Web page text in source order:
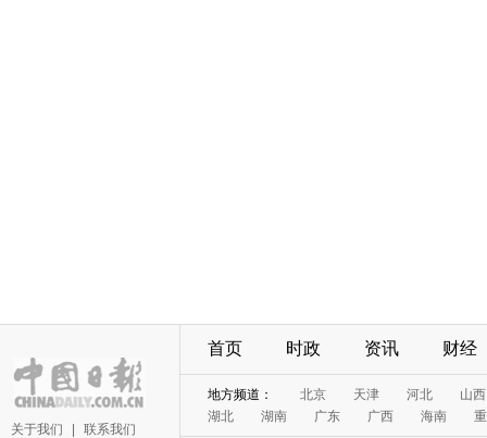
关于我们 联系我们
首页 时政 资讯 财经
地方频道： 北京 天津 河北
山西
湖北
湖南 广东 广西 海南